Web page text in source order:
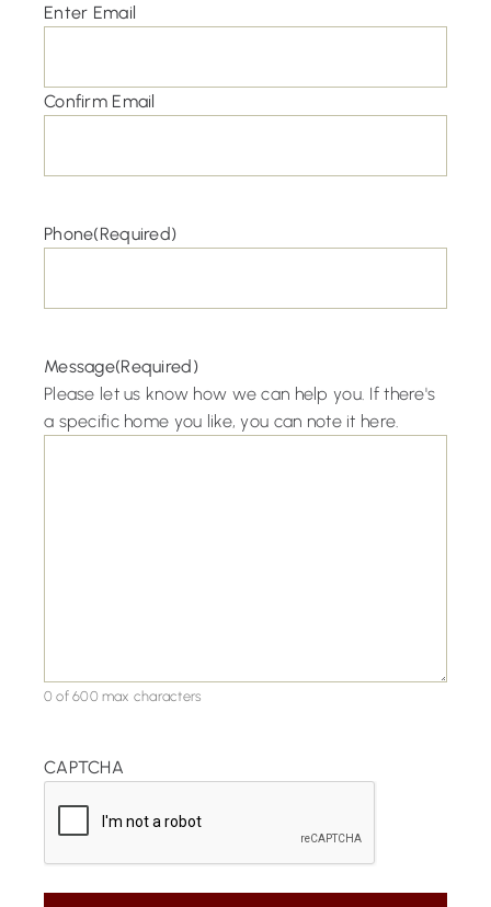
Enter Email
Confirm Email
Phone(Required)
Message(Required)
Please let us know how we can help you. If there's
a specific home you like, you can note it here.
0 of 600 max characters
CAPTCHA